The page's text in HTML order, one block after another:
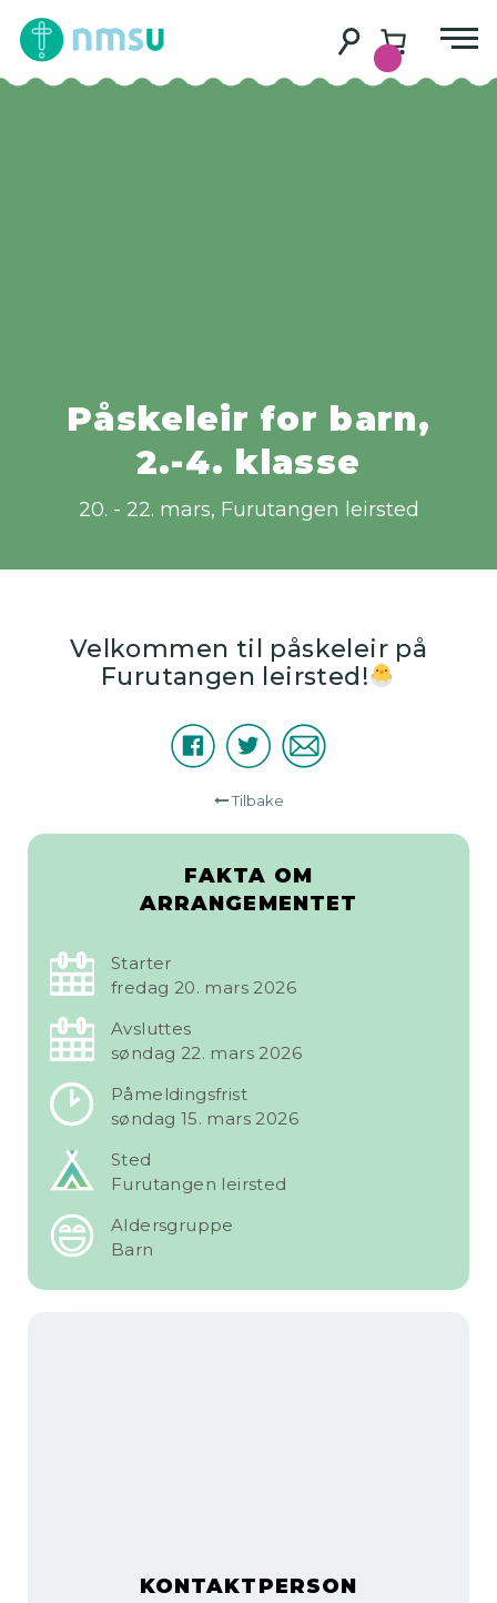
Påskeleir for barn,
2.-4. klasse
20. - 22. mars Furutangen leirsted
Velkommen til påskeleir på
Furutangen leirsted!
Del
FacebookTwitterE-
post
Tilbake
FAKTA OM
ARRANGEMENTET
Starter
fredag 20. mars 2026
Avsluttes
søndag 22. mars 2026
Påmeldingsfrist
søndag 15. mars 2026
Sted
Furutangen leirsted
Aldersgruppe
Barn
KONTAKTPERSON